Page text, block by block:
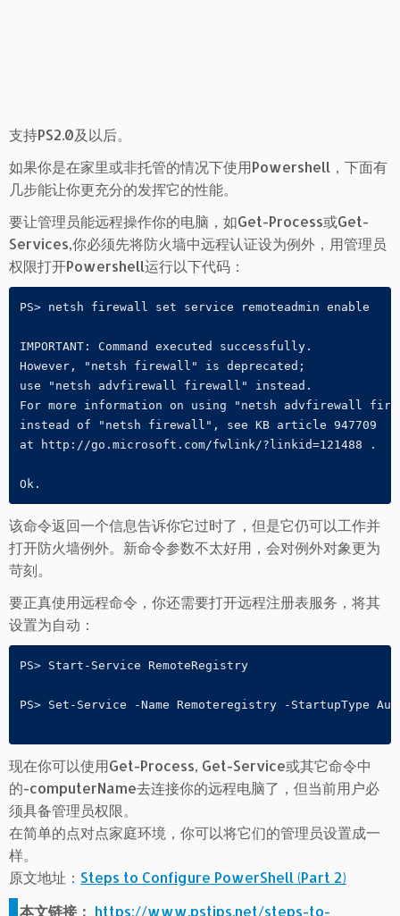
支持PS2.0及以后。
如果你是在家里或非托管的情况下使用Powershell，下面有
几步能让你更充分的发挥它的性能。
要让管理员能远程操作你的电脑，如Get-Process或Get-
Services,你必须先将防火墙中远程认证设为例外，用管理员
权限打开Powershell运行以下代码：
PS> netsh firewall set service remoteadmin enable
IMPORTANT: Command executed successfully.
However, "netsh firewall" is deprecated;
use "netsh advfirewall firewall" instead.
For more information on using "netsh advfirewall
instead of "netsh firewall", see KB article 947709
at http://go.microsoft.com/fwlink/?linkid=121488 .
该命令返回一个信息告诉你它过时了，但是它仍可以工作并
打开防火墙例外。新命令参数不太好用，会对例外对象更为
苛刻。
要正真使用远程命令，你还需要打开远程注册表服务，将其
设置为自动：
PS> Start-Service RemoteRegistry
PS> Set-Service -Name Remoteregistry -StartupType
现在你可以使用Get-Process, Get-Service或其它命令中
的-computerName去连接你的远程电脑了，但当前用户必
须具备管理员权限。
在简单的点对点家庭环境，你可以将它们的管理员设置成一
样。
原文地址： Steps to Configure PowerShell (Part 2)
本文链接： https://www.pstips.net/steps-to-